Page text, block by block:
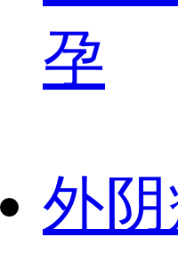
孕
外